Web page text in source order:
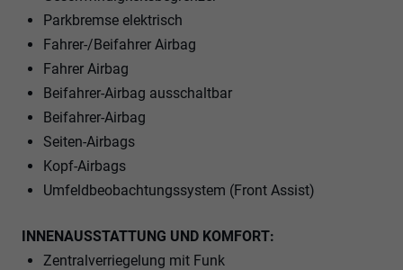
Parkbremse elektrisch
Fahrer-/Beifahrer Airbag
Fahrer Airbag
Beifahrer-Airbag ausschaltbar
Beifahrer-Airbag
Seiten-Airbags
Kopf-Airbags
Umfeldbeobachtungssystem (Front Assist)
INNENAUSSTATTUNG UND KOMFORT:
Zentralverriegelung mit Funk